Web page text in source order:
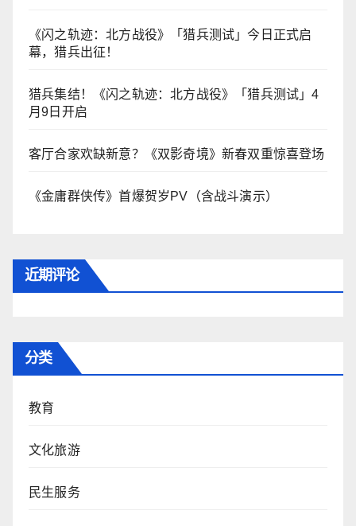
《闪之轨迹：北方战役》「猎兵测试」今日正式启
幕，猎兵出征！
猎兵集结！《闪之轨迹：北方战役》「猎兵测试」4
月9日开启
客厅合家欢缺新意？《双影奇境》新春双重惊喜登场
《金庸群侠传》首爆贺岁PV（含战斗演示）
近期评论
分类
教育
文化旅游
民生服务